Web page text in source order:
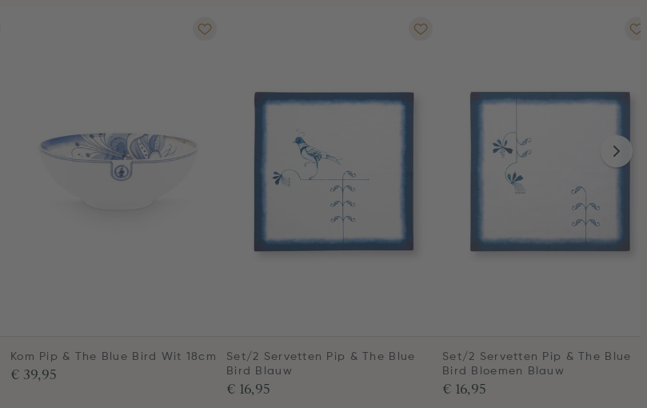
Kom Pip & The Blue Bird Wit 18cm
€ 39,95
Set/2 Servetten Pip & The Blue
Bird Blauw
€ 16,95
Set/2 Servetten Pip & The Blue
Bird Bloemen Blauw
€ 16,95